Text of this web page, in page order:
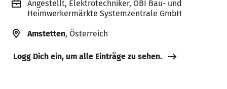
Angestellt, Elektrotechniker, OBI Bau- und
Heimwerkermärkte Systemzentrale GmbH
Amstetten, Österreich
Logg Dich ein, um alle Einträge zu sehen.